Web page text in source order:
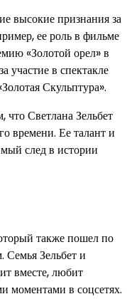
высокие признания за
ее роль в фильме
«Золотой орел» в
участие в спектакле
Скульптура».
что Светлана Зельбет
времени. Ее талант и
след в истории
также пошел по
Семья Зельбет и
вместе, любит
моментами в соцсетях.